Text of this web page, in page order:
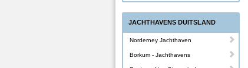
JACHTHAVENS DUITSLAND
Norderney Jachthaven
Borkum - Jachthavens